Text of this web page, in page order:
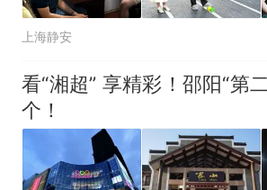
上海静安
看“湘超” 享精彩！邵阳“第
个！